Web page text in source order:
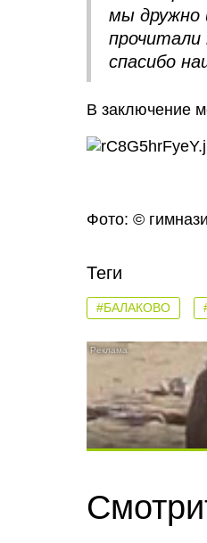
мы дружно
спасибо
В заключение
Фото: ©
Теги
#БАЛАКОВО
Скрытая